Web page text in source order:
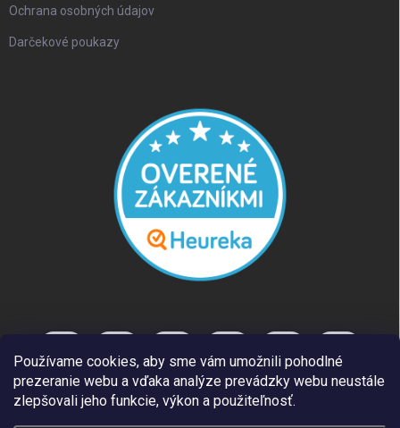
Používame cookies, aby sme vám umožnili pohodlné
prezeranie webu a vďaka analýze prevádzky webu neustále
zlepšovali jeho funkcie, výkon a použiteľnosť.
Ochrana osobných údajov
Darčekové poukazy